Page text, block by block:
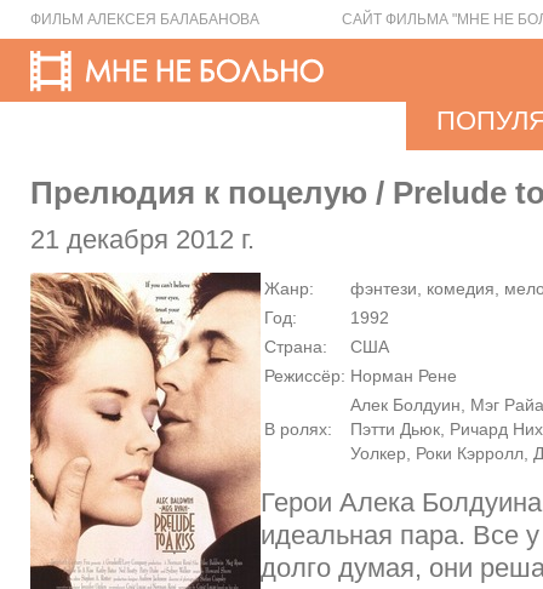
ФИЛЬМ АЛЕКСЕЯ БАЛАБАНОВА САЙТ ФИЛЬМА "МНЕ НЕ
Прелюдия к поцелую / Prelude
21 декабря 2012 г.
Жанр:
фэнтези, комедия,
Год:
1992
Страна:
США
Режиссёр: Норман Рене
В ролях:
Алек Болдуин, Мэг
Пэтти Дьюк, Ричард
Уолкер, Роки Кэрролл,
Герои Алека
идеальная пара. Все
долго думая, они